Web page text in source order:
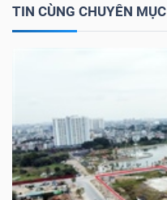
TIN CÙNG CHUYÊN MỤC
SẢN
Mã
chứng